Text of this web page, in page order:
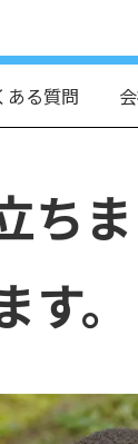
ある質問
ち
。